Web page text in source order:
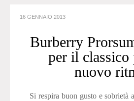
16 GENNAIO 2013
Burberry
per il classico
nuovo
Si respira buon gusto e sobrietà